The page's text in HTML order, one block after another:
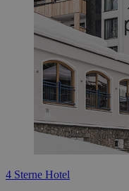
4 Sterne Hotel